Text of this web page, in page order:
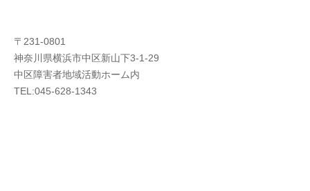
〒231-0801
神奈川県横浜市中区新山下3-1-29
中区障害者地域活動ホーム内
TEL:045-628-1343